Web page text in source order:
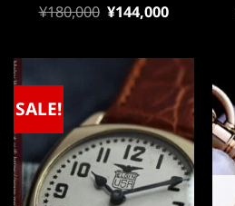
元
格
¥180,000
で
し
¥180,000 現
価
¥180,000
で
す。
¥144,000
SALE!